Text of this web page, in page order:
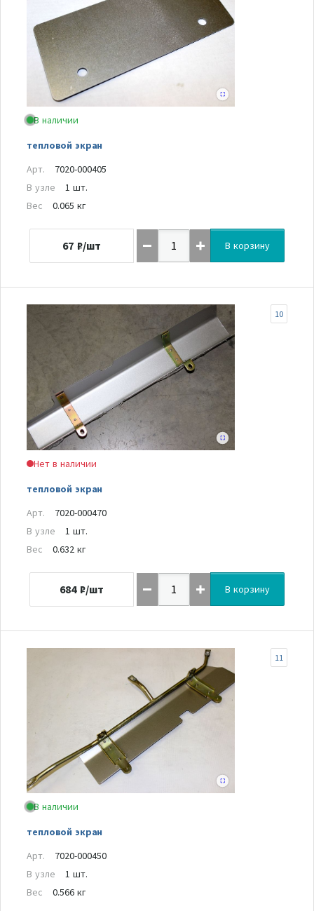
В наличии
тепловой экран
Арт.
7020-000405
В узле
1 шт.
Вес
0.065 кг
67 ₽/шт В корзину
Нет в наличии
тепловой экран
10
Арт.
7020-000470
В узле
1 шт.
Вес
0.632 кг
684 ₽/шт В корзину
В наличии
тепловой экран
11
Арт.
7020-000450
В узле
1 шт.
Вес
0.566 кг